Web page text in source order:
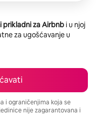
prikladni za Airbnb i u njoj
za ugošćavanje u
i ograničenjima koja se
nije zagarantovana i